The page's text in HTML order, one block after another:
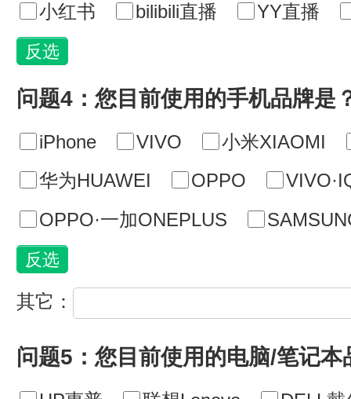
小红书
bilibili直播 YY直播
问题4：您目前使用的手机品牌是
iPhone VIVO
小米XIAOMI
华为HUAWEI
OPPO
OPPO·一加ONEPLUS
其它：
问题5：您目前使用的电脑/笔记本